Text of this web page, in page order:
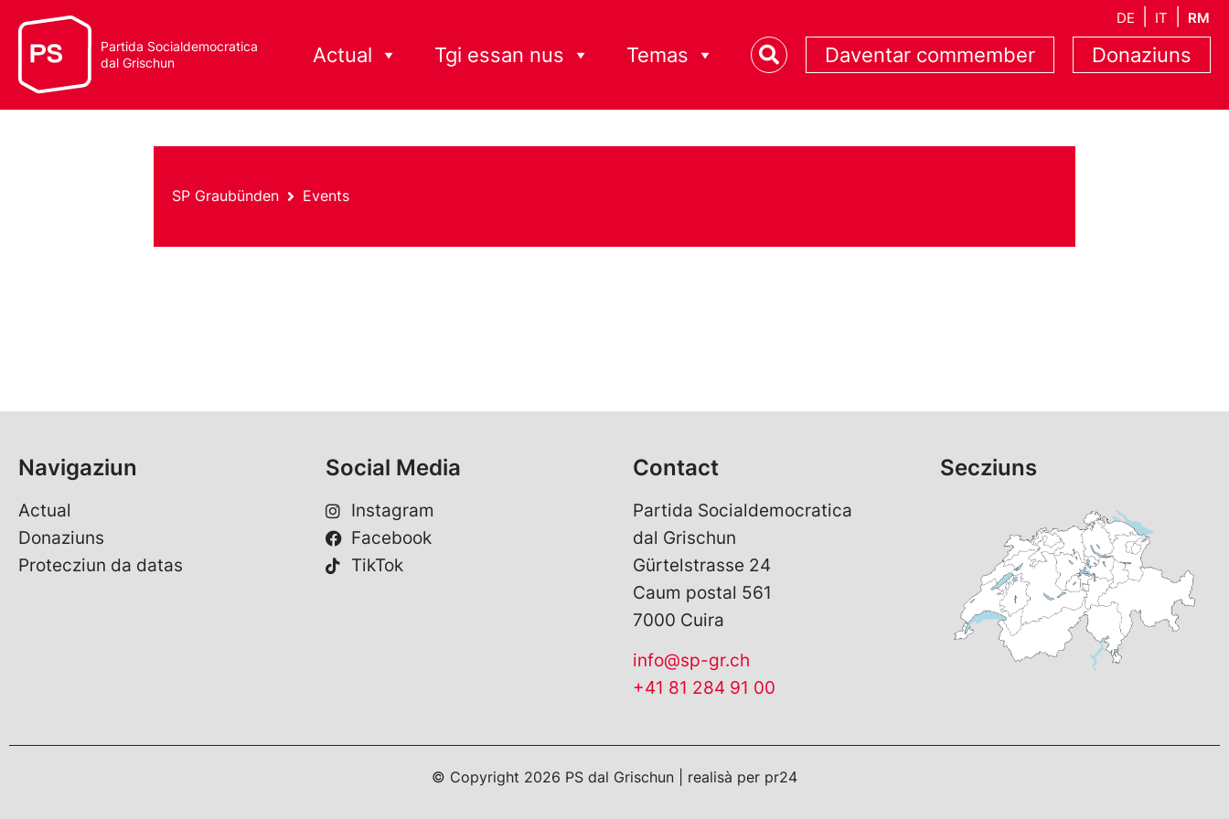
DE IT RM
Partida Socialdemocratica
dal Grischun
Actual Tgi essan nus Temas Daventar commember Donaziuns
SP Graubünden Events
Navigaziun
Actual
Donaziuns
Protecziun da datas
Social Media
Instagram
Facebook
TikTok
Contact
Partida Socialdemocratica
dal Grischun
Gürtelstrasse 24
Caum postal 561
7000 Cuira
info@sp-gr.ch
+41 81 284 91 00
Secziuns
© Copyright 2026 PS dal Grischun | realisà per pr24